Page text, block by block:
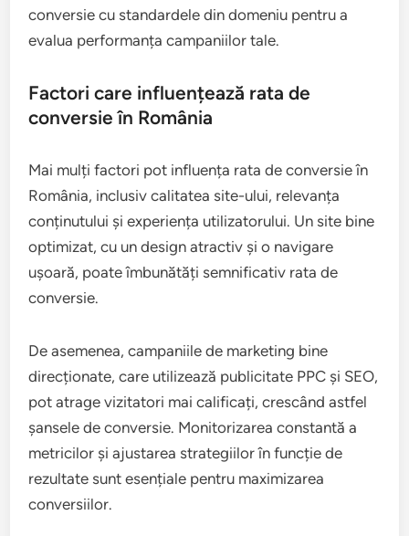
conversie cu standardele din domeniu pentru a
evalua performanța campaniilor tale.
Factori care influențează rata de
conversie în România
Mai mulți factori pot influența rata de conversie în
România, inclusiv calitatea site-ului, relevanța
conținutului și experiența utilizatorului. Un site bine
optimizat, cu un design atractiv și o navigare
ușoară, poate îmbunătăți semnificativ rata de
conversie.
De asemenea, campaniile de marketing bine
direcționate, care utilizează publicitate PPC și SEO,
pot atrage vizitatori mai calificați, crescând astfel
șansele de conversie. Monitorizarea constantă a
metricilor și ajustarea strategiilor în funcție de
rezultate sunt esențiale pentru maximizarea
conversiilor.